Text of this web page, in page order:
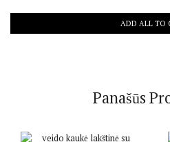
ADD ALL TO
Panašūs